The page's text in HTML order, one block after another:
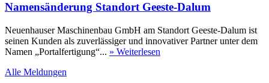
Namensänderung Standort Geeste-Dalum
Neuenhauser Maschinenbau GmbH am Standort Geeste-Dalum ist
seinen Kunden als zuverlässiger und innovativer Partner unter dem
Namen „Portalfertigung“... » Weiterlesen
Alle Meldungen